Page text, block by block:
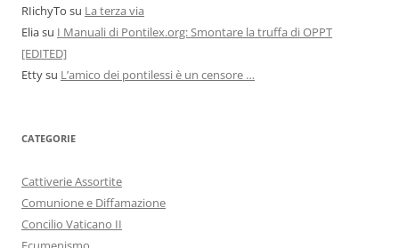
RIichyTo su La terza via
Eliasu I Manuali di Pontilex.org: Smontare la truffa di OPPT
[EDITED]
Ettysu L’amico dei pontilessi è un censore …
CATEGORIE
Cattiverie Assortite
Comunione e Diffamazione
Concilio Vaticano II